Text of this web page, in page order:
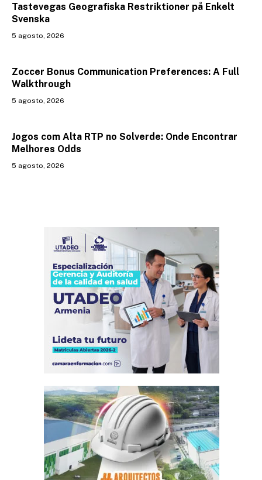
Tastevegas Geografiska Restriktioner på Enkelt
Svenska
5 agosto, 2026
Zoccer Bonus Communication Preferences: A Full
Walkthrough
5 agosto, 2026
Jogos com Alta RTP no Solverde: Onde Encontrar
Melhores Odds
5 agosto, 2026